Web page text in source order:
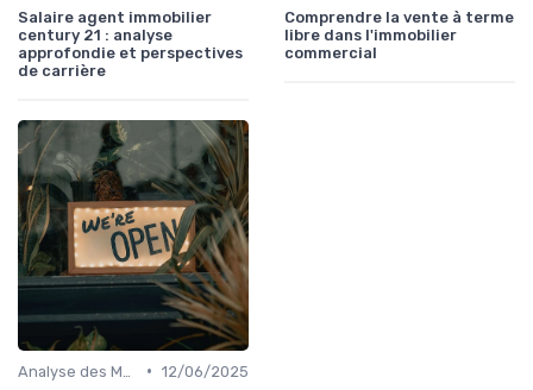
Salaire agent immobilier
century 21 : analyse
approfondie et perspectives
de carrière
Comprendre la vente à terme
libre dans l'immobilier
commercial
• 12/06/2025